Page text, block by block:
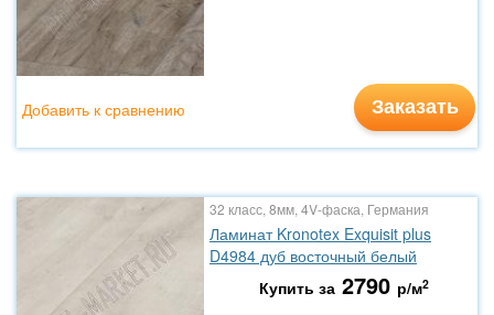
Заказать
Добавить к сравнению
32 класс, 8мм, 4V-фаска, Германия
Ламинат Kronotex Exquisit plus
D4984 дуб восточный белый
Купить за 2790 р/м2